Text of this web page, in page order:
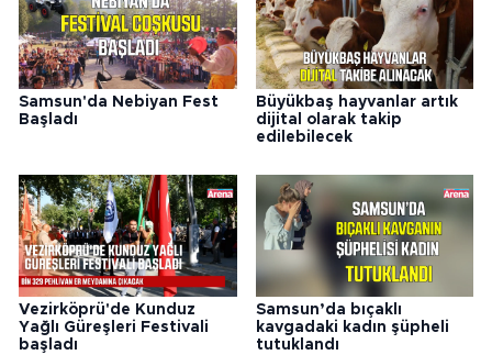
Samsun'da Nebiyan Fest
Başladı
Büyükbaş hayvanlar artık
dijital olarak takip
edilebilecek
Vezirköprü'de Kunduz
Yağlı Güreşleri Festivali
başladı
Samsun’da bıçaklı
kavgadaki kadın şüpheli
tutuklandı